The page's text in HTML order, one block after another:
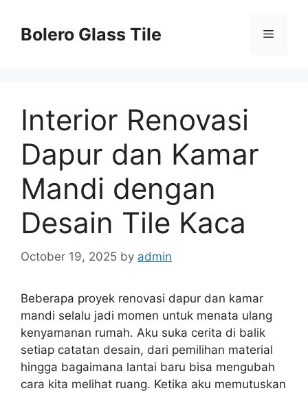
contentBolero Glass Tile Menu
Interior Renovasi
Dapur dan Kamar
Mandi dengan
Desain Tile Kaca
October 19, 2025 by admin
Beberapa proyek renovasi dapur dan kamar
mandi selalu jadi momen untuk menata ulang
kenyamanan rumah. Aku suka cerita di balik
setiap catatan desain, dari pemilihan material
hingga bagaimana lantai baru bisa mengubah
cara kita melihat ruang. Ketika aku memutuskan